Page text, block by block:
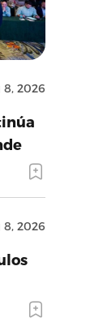
8, 2026
8, 2026